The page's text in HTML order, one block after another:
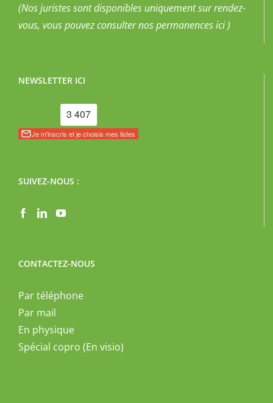
(Nos juristes sont disponibles uniquement sur rendez-
vous, vous pouvezconsulter nos permanences ici )
NEWSLETTER ICI
SUIVEZ-NOUS :
CONTACTEZ-NOUS
Par téléphone
Par mail
En physique
Spécial copro (En visio)